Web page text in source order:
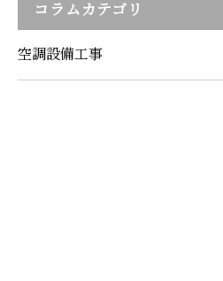
コラムカテゴリ
空調設備工事